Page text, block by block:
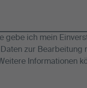
gebe ich mein
zur Bearbeitung
Informationen